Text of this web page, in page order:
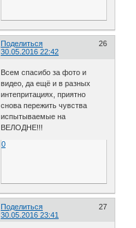
Поделиться
26
30.05.2016 22:42
Всем спасибо за фото и
видео, да ещё и в разных
интепритациях, приятно
снова пережить чувства
испытываемые на
ВЕЛОДНЕ!!!
0
Поделиться
27
30.05.2016 23:41